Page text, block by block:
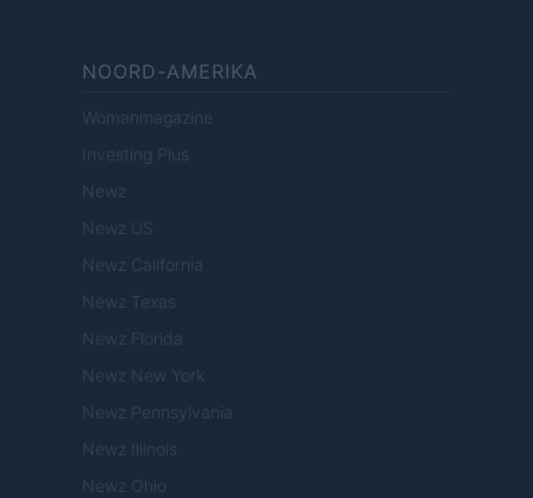
NOORD-AMERIKA
Womanmagazine
Investing Plus
Newz
Newz US
Newz California
Newz Texas
Newz Florida
Newz New York
Newz Pennsylvania
Newz Illinois
Newz Ohio